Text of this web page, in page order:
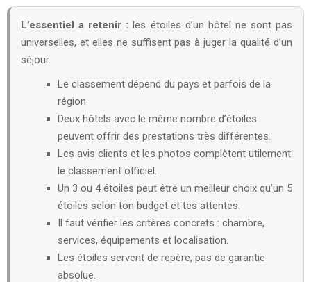
L’essentiel a retenir : les étoiles d’un hôtel ne sont pas
universelles, et elles ne suffisent pas à juger la qualité d’un
séjour.
Le classement dépend du pays et parfois de la
région.
Deux hôtels avec le même nombre d’étoiles
peuvent offrir des prestations très différentes.
Les avis clients et les photos complètent utilement
le classement officiel.
Un 3 ou 4 étoiles peut être un meilleur choix qu’un 5
étoiles selon ton budget et tes attentes.
Il faut vérifier les critères concrets : chambre,
services, équipements et localisation.
Les étoiles servent de repère, pas de garantie
absolue.